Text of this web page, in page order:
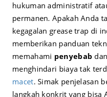
hukuman administratif
permanen. Apakah Anda
kegagalan grease trap di
memberikan panduan
memahami penyebab
menghindari biaya tak
macet. Simak penjelasan
langkah konkrit yang bisa